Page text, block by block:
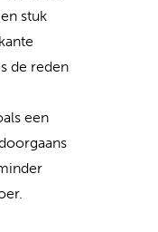
stuk
de reden
een